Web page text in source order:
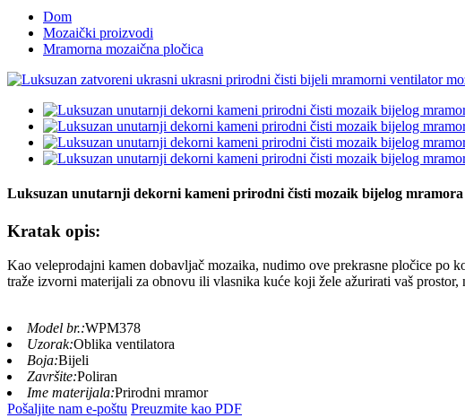
Dom
Mozaički proizvodi
Mramorna mozaična pločica
Luksuzan unutarnji dekorni kameni prirodni čisti mozaik bijelog mramora
Kratak opis:
Kao veleprodajni kamen dobavljač mozaika, nudimo ove prekrasne pločice
traže izvorni materijali za obnovu ili vlasnika kuće koji žele ažurirati vaš
Model br.:WPM378
Uzorak:Oblika ventilatora
Boja:Bijeli
Završite:Poliran
Ime materijala:Prirodni mramor
Pošaljite nam e-poštu Preuzmite kao PDF